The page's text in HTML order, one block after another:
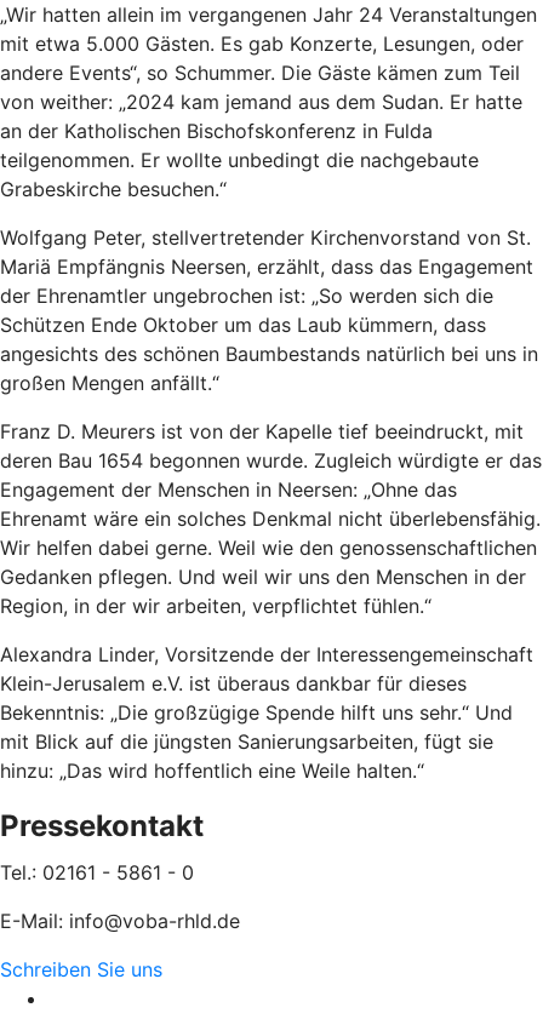
„Wir hatten allein im vergangenen Jahr 24 Veranstaltungen
mit etwa 5.000 Gästen. Es gab Konzerte, Lesungen, oder
andere Events“, so Schummer. Die Gäste kämen zum Teil
von weither: „2024 kam jemand aus dem Sudan. Er hatte
an der Katholischen Bischofskonferenz in Fulda
teilgenommen. Er wollte unbedingt die nachgebaute
Grabeskirche besuchen.“
Wolfgang Peter, stellvertretender Kirchenvorstand von St.
Mariä Empfängnis Neersen, erzählt, dass das Engagement
der Ehrenamtler ungebrochen ist: „So werden sich die
Schützen Ende Oktober um das Laub kümmern, dass
angesichts des schönen Baumbestands natürlich bei uns in
großen Mengen anfällt.“
Franz D. Meurers ist von der Kapelle tief beeindruckt, mit
deren Bau 1654 begonnen wurde. Zugleich würdigte er das
Engagement der Menschen in Neersen: „Ohne das
Ehrenamt wäre ein solches Denkmal nicht überlebensfähig.
Wir helfen dabei gerne. Weil wie den genossenschaftlichen
Gedanken pflegen. Und weil wir uns den Menschen in der
Region, in der wir arbeiten, verpflichtet fühlen.“
Alexandra Linder, Vorsitzende der Interessengemeinschaft
Klein-Jerusalem e.V. ist überaus dankbar für dieses
Bekenntnis: „Die großzügige Spende hilft uns sehr.“ Und
mit Blick auf die jüngsten Sanierungsarbeiten, fügt sie
hinzu: „Das wird hoffentlich eine Weile halten.“
Pressekontakt
Tel.: 02161 - 5861 - 0
E-Mail: info@voba-rhld.de
Schreiben Sie uns